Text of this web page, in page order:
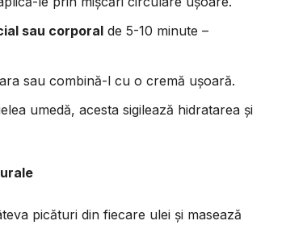
sau corporal de 5-10 minute –
sau combină-l cu o cremă ușoară.
umedă, acesta sigilează hidratarea și
picături din fiecare ulei și masează